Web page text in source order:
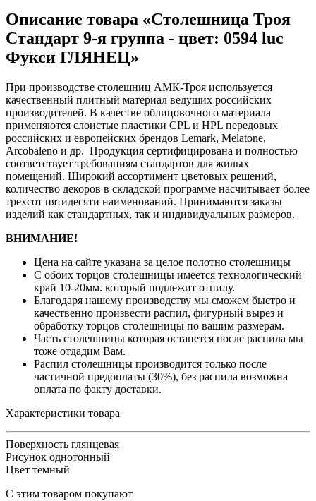
Описание товара «Столешница Троя
Стандарт 9-я группа - цвет: 0594 luc
Фукси ГЛЯНЕЦ»
При производстве столешниц АМК-Троя используется
качественный плитный материал ведущих российских
производителей. В качестве облицовочного материала
применяются слоистые пластики CPL и HPL передовых
российских и европейских брендов Lemark, Melatone,
Arcobaleno и др. Продукция сертифицирована и полностью
соответствует требованиям стандартов для жилых
помещений. Широкий ассортимент цветовых решений,
количество декоров в складской программе насчитывает более
трехсот пятидесяти наименований. Принимаются заказы
изделий как стандартных, так и индивидуальных размеров.
ВНИМАНИЕ!
Цена на сайте указана за целое полотно столешницы
С обоих торцов столешницы имеется технологический
край 10-20мм. который подлежит отпилу.
Благодаря нашему производству мы сможем быстро и
качественно произвести распил, фигурный вырез и
обработку торцов столешницы по вашим размерам.
Часть столешницы которая останется после распила мы
тоже отдадим Вам.
Распил столешницы производится только после
частичной предоплаты (30%), без распила возможна
оплата по факту доставки.
Характеристики товара
Поверхность глянцевая
Рисунок однотонный
Цвет темный
С этим товаром покупают